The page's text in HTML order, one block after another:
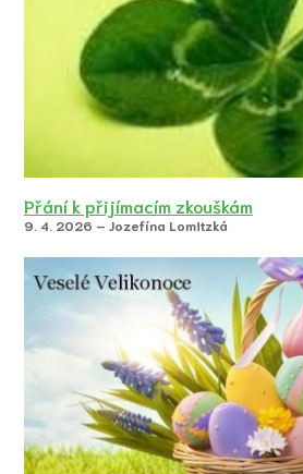
Přání k přijímacím zkouškám
9. 4. 2026 – Jozefína Lomitzká